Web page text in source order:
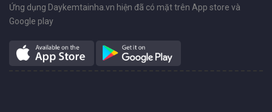
Ứng dụng Daykemtainha.vn hiện đã có mặt trên App store và
Google play